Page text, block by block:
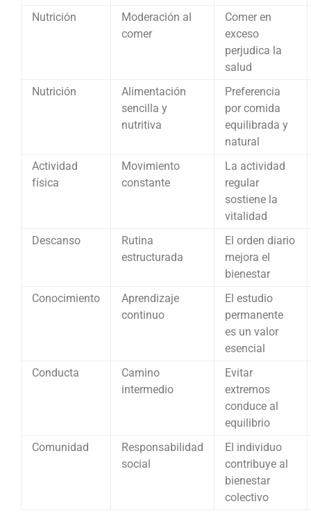
Nutrición
Moderación al
comer
Comer en
exceso
perjudica la
salud
Nutrición
Alimentación
sencilla y
nutritiva
Preferencia
por comida
equilibrada y
natural
Actividad
física
Movimiento
constante
La actividad
regular
sostiene la
vitalidad
Descanso
Rutina
estructurada
El orden diario
mejora el
bienestar
Conocimiento
Aprendizaje
continuo
El estudio
permanente
es un valor
esencial
Conducta
Camino
intermedio
Evitar
extremos
conduce al
equilibrio
Comunidad
Responsabilidad
social
El individuo
contribuye al
bienestar
colectivo